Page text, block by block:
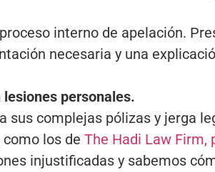
interno de apelación.
necesaria y una
personales.
sus complejas pólizas y jerga
como los de The Hadi Law Firm,
injustificadas y sabemos